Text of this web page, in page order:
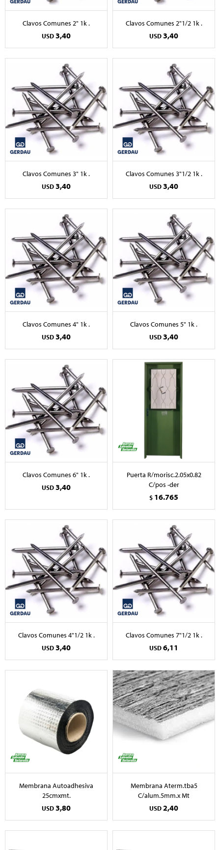
Clavos Comunes 2" 1k .
USD3,40
Clavos Comunes 2"1/2 1k .
USD3,40
Clavos Comunes 3" 1k .
USD3,40
Clavos Comunes 3"1/2 1k .
USD3,40
Clavos Comunes 4" 1k .
USD3,40
Clavos Comunes 5" 1k .
USD3,40
Clavos Comunes 6" 1k .
USD3,40
Puerta R/morisc.2.05x0.82
C/pos -der
$ 16.765
Clavos Comunes 4"1/2 1k .
USD3,40
Clavos Comunes 7"1/2 1k .
USD6,11
Membrana Autoadhesiva
25cmxmt.
USD3,80
Membrana Aterm.tba5
C/alum.5mm.x Mt
USD2,40